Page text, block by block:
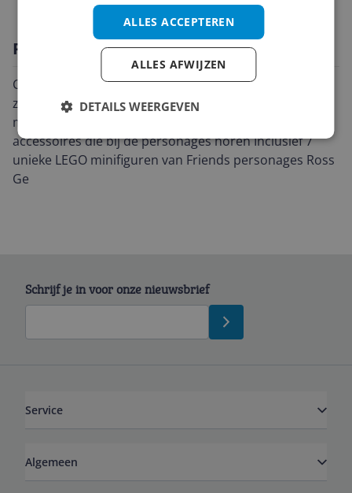
Productomschrijving
Central Perk Het bouwmodel bestaat uit de iconische
zitkamer, gemeubileerd en wel, plus een podium voor
muziekoptredens, details van de tv-studio en
accessoires die bij de personages horen Inclusief 7
unieke LEGO minifiguren van Friends personages Ross
Ge
Schrijf je in voor onze nieuwsbrief
Service
Algemeen
ALLES ACCEPTEREN
ALLES AFWIJZEN
DETAILS WEERGEVEN